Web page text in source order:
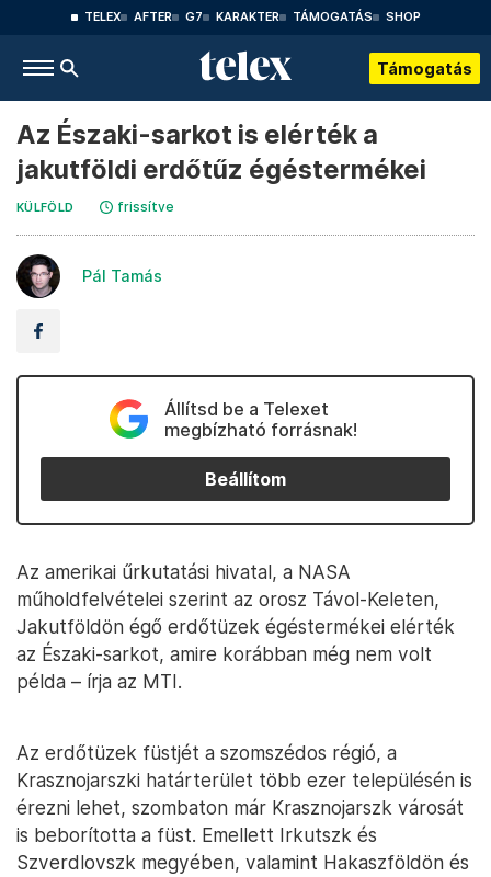
TELEX AFTER G7 KARAKTER TÁMOGATÁS SHOP
Támogatás
Az Északi-sarkot is elérték a
jakutföldi erdőtűz égéstermékei
KÜLFÖLD frissítve
Pál Tamás
Állítsd be a Telexet
megbízható forrásnak!
Beállítom
Az amerikai űrkutatási hivatal, a NASA
műholdfelvételei szerint az orosz Távol-Keleten,
Jakutföldön égő erdőtüzek égéstermékei elérték
az Északi-sarkot, amire korábban még nem volt
példa – írja az MTI.
Az erdőtüzek füstjét a szomszédos régió, a
Krasznojarszki határterület több ezer településén is
érezni lehet, szombaton már Krasznojarszk városát
is beborította a füst. Emellett Irkutszk és
Szverdlovszk megyében, valamint Hakaszföldön és